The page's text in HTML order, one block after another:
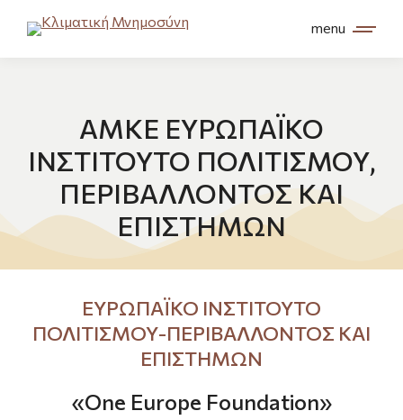
menu
ΑΜΚΕ ΕΥΡΩΠΑΪΚΟ
ΙΝΣΤΙΤΟΥΤΟ ΠΟΛΙΤΙΣΜΟΥ,
ΠΕΡΙΒΑΛΛΟΝΤΟΣ ΚΑΙ
ΕΠΙΣΤΗΜΩΝ
ΕΥΡΩΠΑΪΚΟ ΙΝΣΤΙΤΟΥΤΟ
ΠΟΛΙΤΙΣΜΟΥ-ΠΕΡΙΒΑΛΛΟΝΤΟΣ ΚΑΙ
ΕΠΙΣΤΗΜΩΝ
«One Europe Foundation»